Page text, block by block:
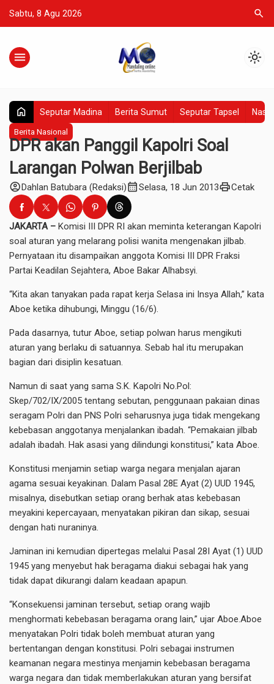
Sabtu, 8 Agu 2026 search
menu light_mode
home Seputar Madina Berita Sumut Seputar Tapsel
Berita Nasional
DPR akan Panggil Kapolri Soal
Larangan Polwan Berjilbab
account_circleDahlan Batubara (Redaksi)calendar_monthSelasa, 18 Jun 2013printCetak
JAKARTA – Komisi III DPR RI akan meminta keterangan Kapolri
soal aturan yang melarang polisi wanita mengenakan jilbab.
Pernyataan itu disampaikan anggota Komisi III DPR Fraksi
Partai Keadilan Sejahtera, Aboe Bakar Alhabsyi.
“Kita akan tanyakan pada rapat kerja Selasa ini Insya Allah,” kata
Aboe ketika dihubungi, Minggu (16/6).
Pada dasarnya, tutur Aboe, setiap polwan harus mengikuti
aturan yang berlaku di satuannya. Sebab hal itu merupakan
bagian dari disiplin kesatuan.
Namun di saat yang sama S.K. Kapolri No.Pol:
Skep/702/IX/2005 tentang sebutan, penggunaan pakaian dinas
seragam Polri dan PNS Polri seharusnya juga tidak mengekang
kebebasan anggotanya menjalankan ibadah. “Pemakaian jilbab
adalah ibadah. Hak asasi yang dilindungi konstitusi,” kata Aboe.
Konstitusi menjamin setiap warga negara menjalan ajaran
agama sesuai keyakinan. Dalam Pasal 28E Ayat (2) UUD 1945,
misalnya, disebutkan setiap orang berhak atas kebebasan
meyakini kepercayaan, menyatakan pikiran dan sikap, sesuai
dengan hati nuraninya.
Jaminan ini kemudian dipertegas melalui Pasal 28I Ayat (1) UUD
1945 yang menyebut hak beragama diakui sebagai hak yang
tidak dapat dikurangi dalam keadaan apapun.
“Konsekuensi jaminan tersebut, setiap orang wajib
menghormati kebebasan beragama orang lain,” ujar Aboe.Aboe
menyatakan Polri tidak boleh membuat aturan yang
bertentangan dengan konstitusi. Polri sebagai instrumen
keamanan negara mestinya menjamin kebebasan beragama
warga negara dan tidak memberlakukan aturan yang bersifat